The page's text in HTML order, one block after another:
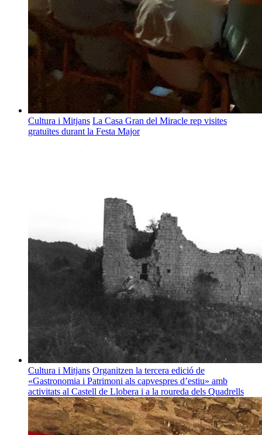
Cultura i Mitjans La Casa Gran del Miracle rep visites
gratuïtes durant la Festa Major
Cultura i Mitjans Organitzen la tercera edició de
«Gastronomia i Patrimoni als capvespres d’estiu» amb
activitats al Castell de Llobera i a la roureda dels Quadrells